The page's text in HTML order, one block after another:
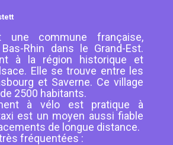
une commune française,
Rhin dans le Grand-Est.
à la région historique et
Elle se trouve entre les
et Saverne. Ce village
2500 habitants.
à vélo est pratique à
est un moyen aussi fiable
de longue distance.
fréquentées :